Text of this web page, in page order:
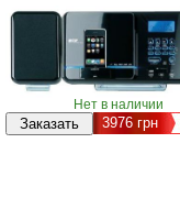
Нет в наличии
3976 грн